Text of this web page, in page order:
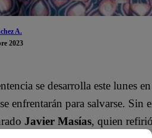
A.
2023
se desarrolla este lunes
enfrentarán para salvarse.
Javier Masías, quien